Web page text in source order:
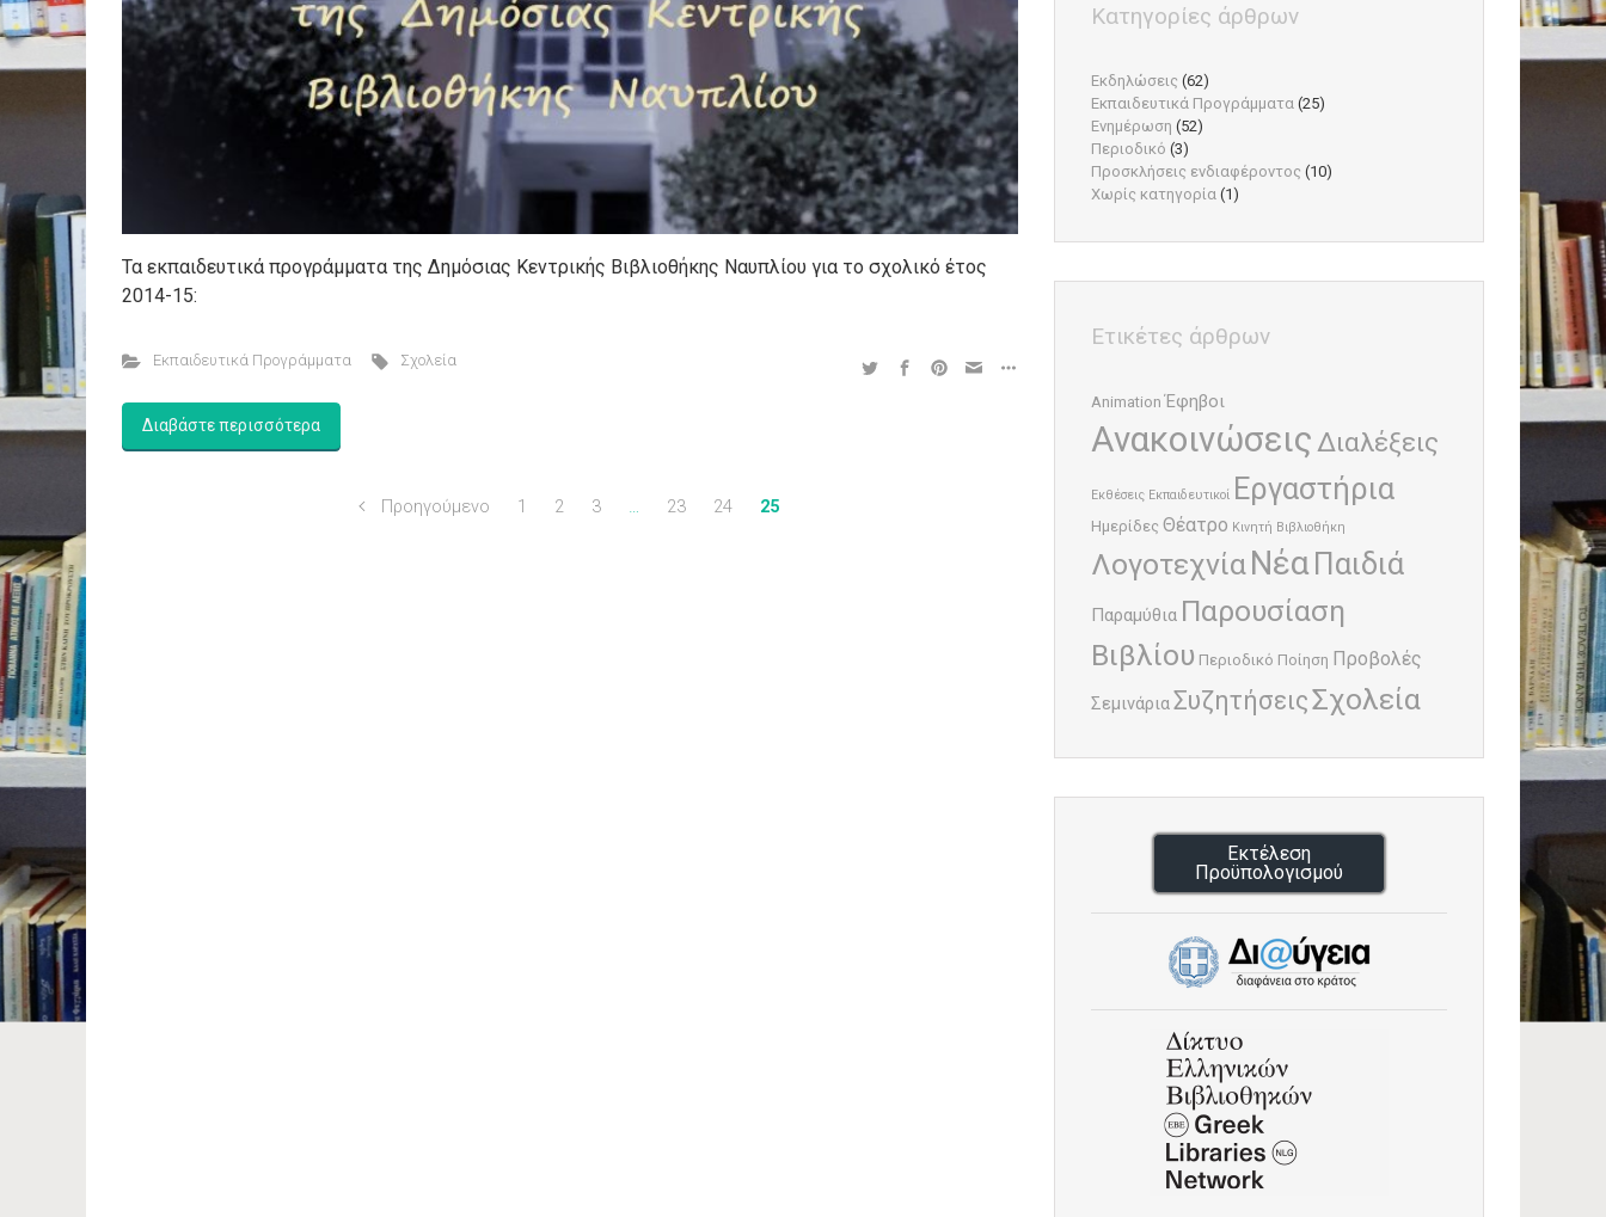
Τα εκπαιδευτικά προγράμματα της Δημόσιας Κεντρικής Βιβλιοθήκης Ναυπλίου για το σχολικό έτος
2014-15:
Εκπαιδευτικά Προγράμματα Σχολεία
Διαβάστε περισσότερα
Προηγούμενο 1 2 3 … 23 24 25
Κατηγορίες άρθρων
Εκδηλώσεις (62)
Εκπαιδευτικά Προγράμματα (25)
Ενημέρωση (52)
Περιοδικό (3)
Προσκλήσεις ενδιαφέροντος (10)
Χωρίς κατηγορία (1)
Ετικέτες άρθρων
Animation Έφηβοι
Ανακοινώσεις Διαλέξεις
Εκθέσεις Εκπαιδευτικοί Εργαστήρια
Ημερίδες Θέατρο Κινητή Βιβλιοθήκη
ΛογοτεχνίαΝέα Παιδιά
Παραμύθια Παρουσίαση
Βιβλίου Περιοδικό Ποίηση Προβολές
ΣεμινάριαΣυζητήσειςΣχολεία
Εκτέλεση
Προϋπολογισμού